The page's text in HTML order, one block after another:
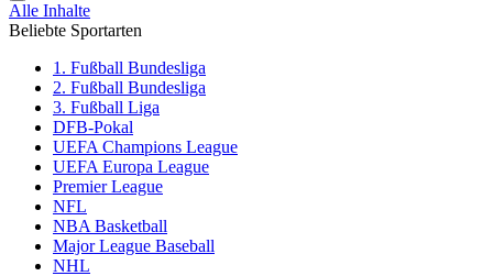
Alle Inhalte
Beliebte Sportarten
1. Fußball Bundesliga
2. Fußball Bundesliga
3. Fußball Liga
DFB-Pokal
UEFA Champions League
UEFA Europa League
Premier League
NFL
NBA Basketball
Major League Baseball
NHL